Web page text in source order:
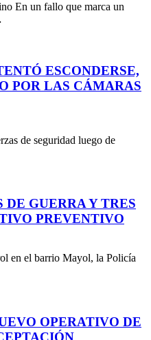
En un fallo que marca un
ESCONDERSE,
POR LAS CÁMARAS
de seguridad luego de
DE GUERRA Y TRES
PREVENTIVO
en el barrio Mayol, la Policía
OPERATIVO DE